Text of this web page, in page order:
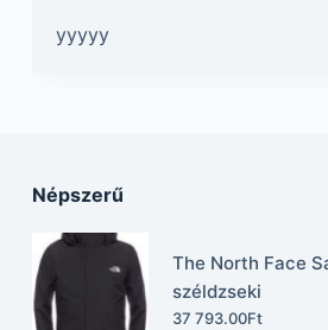
yyyyy
Népszerű
The North Face
széldzseki
37 793.00Ft